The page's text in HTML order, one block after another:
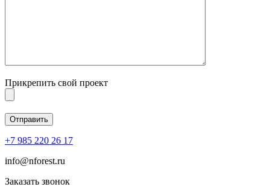
Прикрепить свой проект
+7 985 220 26 17
info@nforest.ru
Заказать звонок